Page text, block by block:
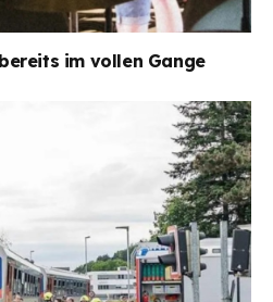
im vollen Gange